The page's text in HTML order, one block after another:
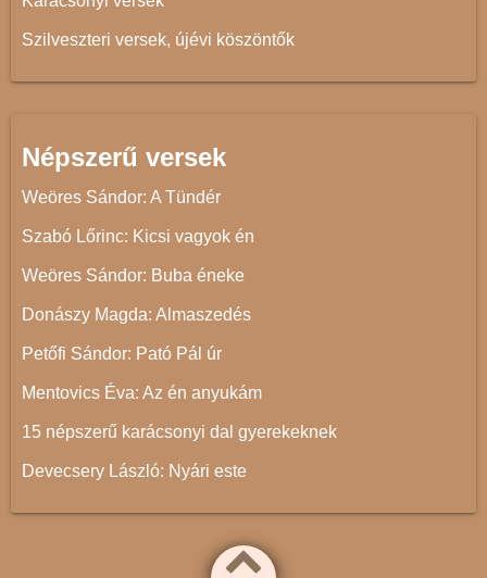
Szilveszteri versek, újévi köszöntők
Népszerű versek
Weöres Sándor: A Tündér
Szabó Lőrinc: Kicsi vagyok én
Weöres Sándor: Buba éneke
Donászy Magda: Almaszedés
Petőfi Sándor: Pató Pál úr
Mentovics Éva: Az én anyukám
15 népszerű karácsonyi dal gyerekeknek
Devecsery László: Nyári este